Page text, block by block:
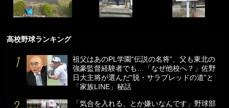
高校野球ランキング
祖父はあのPL学園“伝説の名将”、父も東北の
強豪監督経験者でも…「なぜ他校へ？」佐野
日大主将が選んだ“脱・サラブレッドの道”と
「家族LINE」秘話
「気合を入れる、とか嫌いなんです」野球部